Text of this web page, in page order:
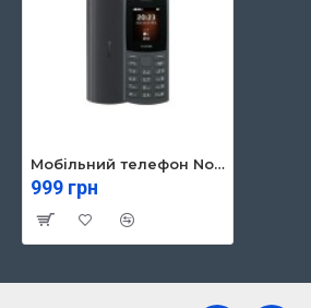
Мобільний телефон Nokia 105 SS 2023 Charcoal
999 грн